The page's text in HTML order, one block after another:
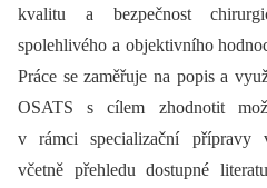
kvalitu a bezpečnost
spolehlivého a objektivního
Práce se zaměřuje na popis a
OSATS s cílem zhodnotit
v rámci specializační přípravy
včetně přehledu dostupné